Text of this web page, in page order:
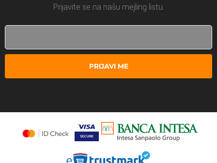
Prijavite se na našu mejling listu.
PRIJAVI ME